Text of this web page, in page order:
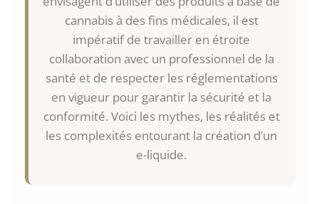
cannabis à des fins médicales, il est
impératif de travailler en étroite
collaboration avec un professionnel de la
santé et de respecter les réglementations
en vigueur pour garantir la sécurité et la
conformité. Voici les mythes, les réalités et
les complexités entourant la création d’un
e-liquide.